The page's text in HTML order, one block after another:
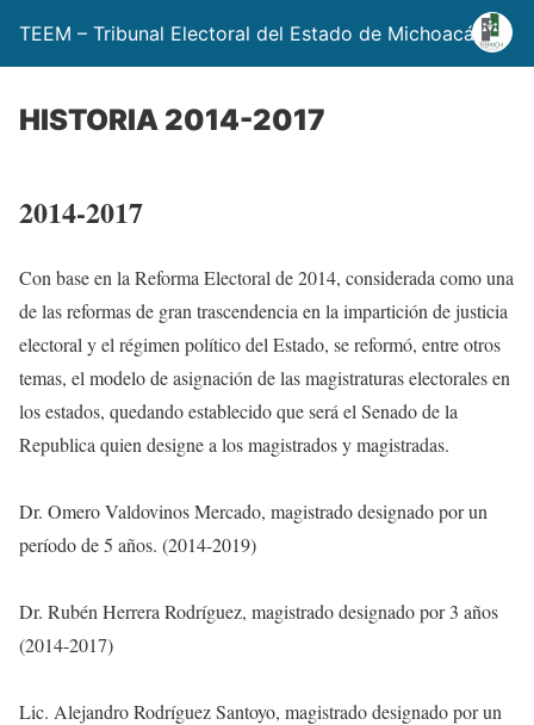
TEEM – Tribunal Electoral del Estado de Michoacán
HISTORIA 2014-2017
2014-2017
Con base en la Reforma Electoral de 2014, considerada como una
de las reformas de gran trascendencia en la impartición de justicia
electoral y el régimen político del Estado, se reformó, entre otros
temas, el modelo de asignación de las magistraturas electorales en
los estados, quedando establecido que será el Senado de la
Republica quien designe a los magistrados y magistradas.
Dr. Omero Valdovinos Mercado, magistrado designado por un
período de 5 años. (2014-2019)
Dr. Rubén Herrera Rodríguez, magistrado designado por 3 años
(2014-2017)
Lic. Alejandro Rodríguez Santoyo, magistrado designado por un